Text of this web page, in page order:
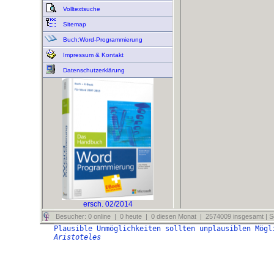
Volltextsuche
Sitemap
Buch:Word-Programmierung
Impressum & Kontakt
Datenschutzerklärung
ersch. 02/2014
Besucher: 0 online | 0 heute | 0 diesen Monat | 2574009 insgesamt |
Plausible Unmöglichkeiten sollten unplausiblen
Aristoteles